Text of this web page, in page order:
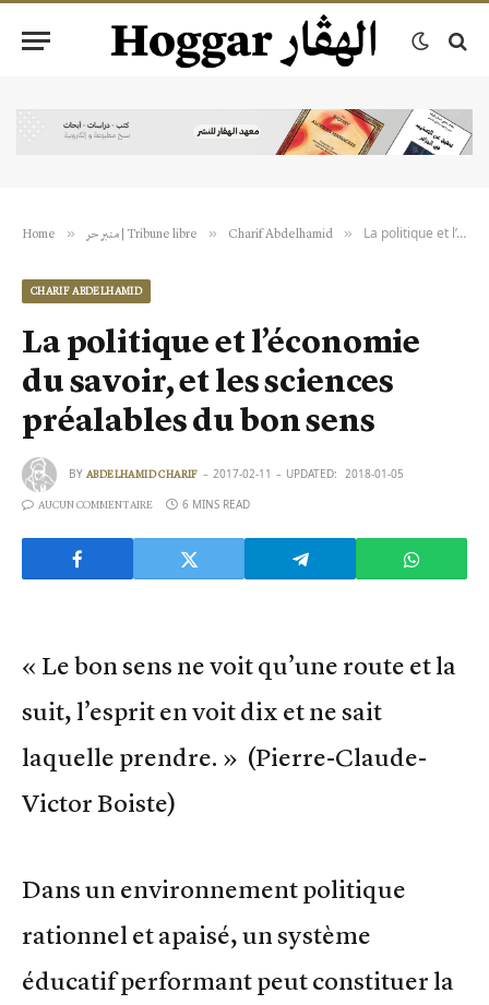
Home » منبر حر | Tribune libre » Charif Abdelhamid » La politique et l’économie du savoir, et les sciences préalables du bon sens
CHARIF ABDELHAMID
La politique et l’économie
du savoir, et les sciences
préalables du bon sens
BY ABDELHAMID CHARIF 2017-02-11 UPDATED: 2018-01-05
AUCUN COMMENTAIRE 6 MINS READ
« Le bon sens ne voit qu’une route et la
suit, l’esprit en voit dix et ne sait
laquelle prendre. » (Pierre-Claude-
Victor Boiste)
Dans un environnement politique
rationnel et apaisé, un système
éducatif performant peut constituer la